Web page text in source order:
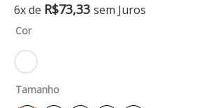
6x de R$73,33 sem Juros
Cor
Tamanho
Vestido
gola
polo
quantidade